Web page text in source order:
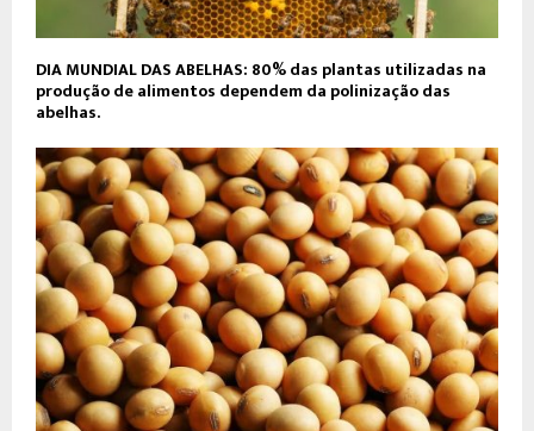
DIA MUNDIAL DAS ABELHAS: 80% das plantas utilizadas na
produção de alimentos dependem da polinização das
abelhas.